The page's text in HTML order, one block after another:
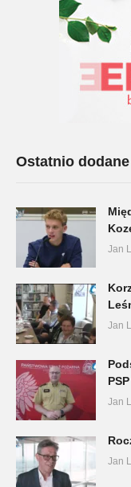
Ostatnio dodane
Jan
Jan
Jan
Jan